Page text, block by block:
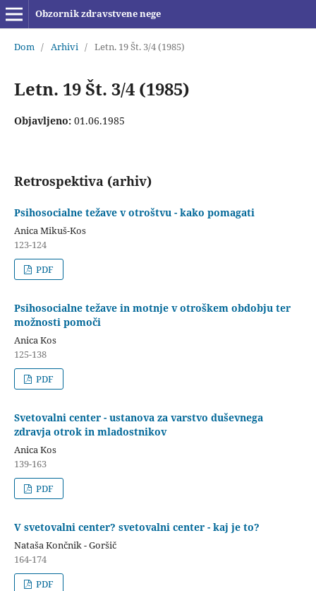
Obzornik zdravstvene nege
Dom / Arhivi / Letn. 19 Št. 3/4 (1985)
Letn. 19 Št. 3/4 (1985)
Objavljeno: 01.06.1985
Retrospektiva (arhiv)
Psihosocialne težave v otroštvu - kako pomagati
Anica Mikuš-Kos
123-124
PDF
Psihosocialne težave in motnje v otroškem obdobju ter
možnosti pomoči
Anica Kos
125-138
PDF
Svetovalni center - ustanova za varstvo duševnega
zdravja otrok in mladostnikov
Anica Kos
139-163
PDF
V svetovalni center? svetovalni center - kaj je to?
Nataša Končnik - Goršič
164-174
PDF